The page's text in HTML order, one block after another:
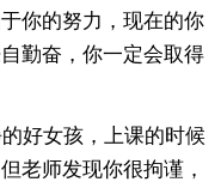
你的努力，现在的你
勤奋，你一定会取得
好女孩，上课的时候
老师发现你很拘谨，